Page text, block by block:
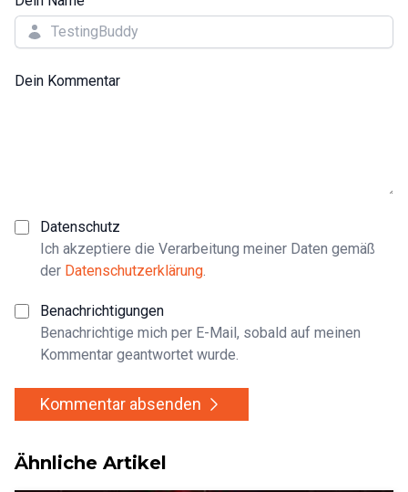
Dein Kommentar
Datenschutz
Ich akzeptiere die Verarbeitung meiner Daten gemäß
der Datenschutzerklärung.
Benachrichtigungen
Benachrichtige mich per E-Mail, sobald auf meinen
Kommentar geantwortet wurde.
Kommentar absenden
Ähnliche Artikel